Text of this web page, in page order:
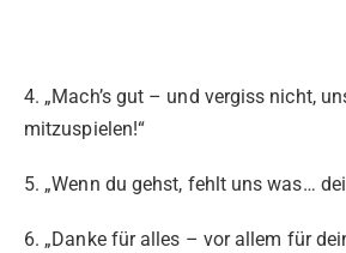
4. „Mach’s gut – und vergiss nicht,
mitzuspielen!“
5. „Wenn du gehst, fehlt uns was…
6. „Danke für alles – vor allem für